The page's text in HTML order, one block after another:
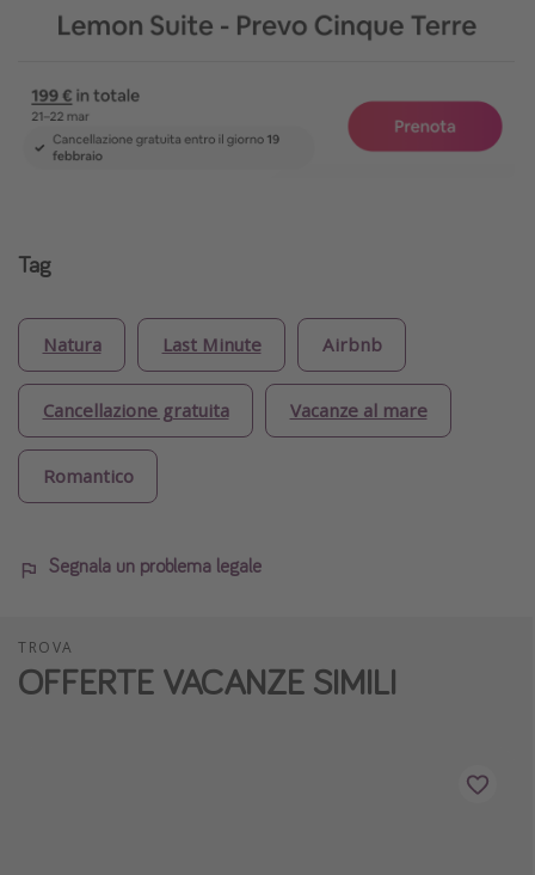
Tag
Natura Last Minute Airbnb
Cancellazione gratuita Vacanze al mare
Romantico
Segnala un problema legale
TROVA
OFFERTE VACANZE SIMILI